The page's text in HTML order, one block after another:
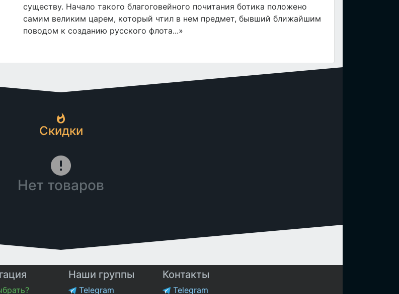
существу. Начало такого благоговейного почитания ботика положено
самим великим царем, который чтил в нем предмет, бывший ближайшим
поводом к созданию русского флота...»
Скидки
Нет товаров
Наши группы
Telegram
Контакты
Telegram